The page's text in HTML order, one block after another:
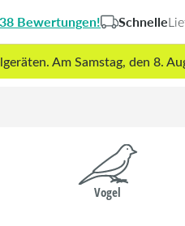
Bewertungen! Schnelle
Am Samstag, den 8.
Vogel